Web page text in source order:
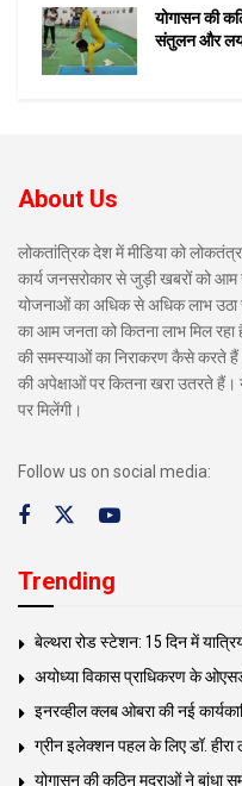
योगासन की
संतुलन और लय
About Us
लोकतांत्रिक देश में मीडिया को
कार्य जनसरोकार से जुड़ी खबरों को
योजनाओं का अधिक से अधिक लाभ उठा
का आम जनता को कितना लाभ मिल
की समस्याओं का निराकरण कैसे करते
की अपेक्षाओं पर कितना खरा उतरते
पर मिलेंगी।
Follow us on social media:
Trending
बेल्थरा रोड स्टेशन: 15 दिन में
अयोध्या विकास प्राधिकरण के
इनरव्हील क्लब ओबरा की नई
ग्रीन इलेक्शन पहल के लिए डॉ. हीरा
योगासन की कठिन मुद्राओं ने बांधा